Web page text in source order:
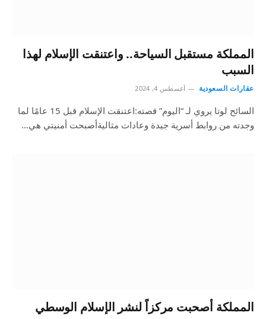
المملكة مستقبل السياحة.. واعتنقت الإسلام لهذا
السبب
عقارات السعودية أغسطس 4, 2024
السائح لوتا يروي لـ “اليوم” قصته:اعتنقت الإسلام قبل 15 عامًا لما
وجدته من روابط أسرية جيدة وعادات مثاليةأصبحت أمنيتي هي…
المملكة أصحبت مركزاً لنشر الإسلام الوسطي